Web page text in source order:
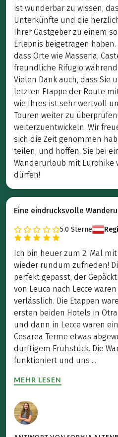
ist wunderbar zu wissen,
Unterkünfte und die
Ihrer Gastgeber zu einem
Erlebnis beigetragen
dass Orte wie Masseria,
freundliche Rifugio
Vielen Dank auch, dass Sie
letzten Etappe der Route
wie Ihres ist sehr wertvoll
Touren weiter zu
weiterzuentwickeln. Wir
sich die Zeit genommen
teilen, und hoffen, Sie bei
Wanderurlaub mit Eurohike
dürfen!
Eine eindrucksvolle
5.0 Sterne
Ich bin heuer zum 2. Mal
wieder rundum zufrieden!
perfekt gepasst, der
von Leuca nach Lecce
verlässlich. Die Etappen
ersten beiden Hotels in
und dann in Lecce waren
Cesarea Terme etwas
dürftigem Frühstück. Die
funktioniert und uns ...
MEHR LESEN